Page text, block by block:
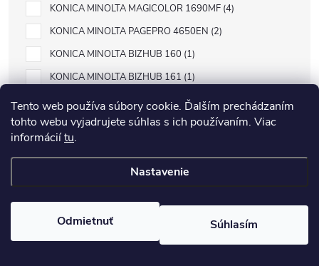
Tento web používa súbory cookie. Ďalším prechádzaním
tohto webu vyjadrujete súhlas s ich používaním. Viac
informáciítu.
Nastavenie
Odmietnuť Súhlasím
KONICA MINOLTA MAGICOLOR 1690MF 4
KONICA MINOLTA PAGEPRO 4650EN 2
KONICA MINOLTA BIZHUB 160 1
KONICA MINOLTA BIZHUB 161 1
KONICA MINOLTA DI1610
1
KONICA MINOLTA DI1610P 1
KONICA MINOLTA MAGICOLOR 2400
KONICA MINOLTA MAGICOLOR 2400 SERIES
KONICA MINOLTA MAGICOLOR 2430
KONICA MINOLTA MAGICOLOR 2430DL